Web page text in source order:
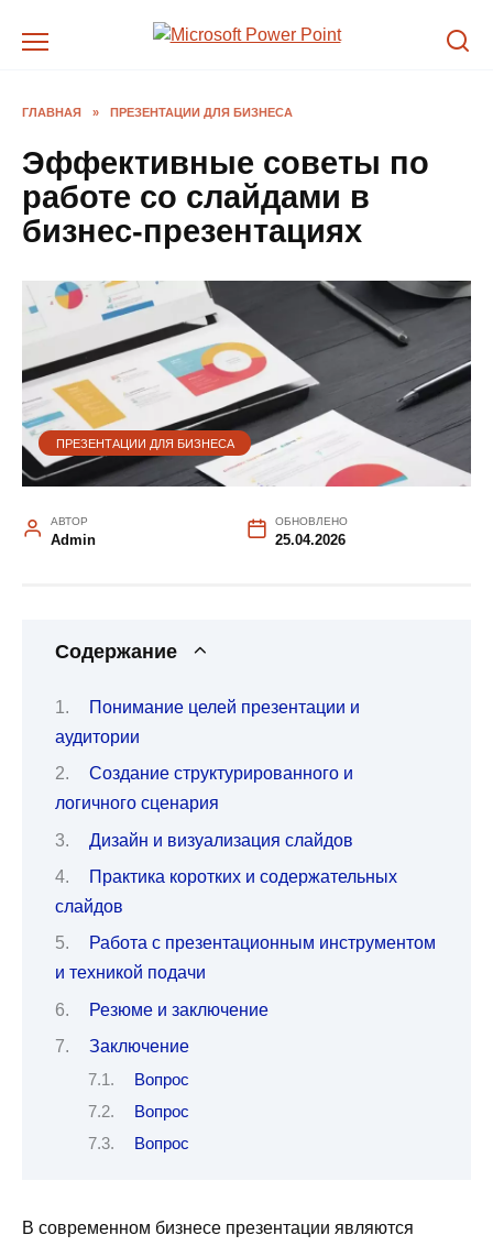
ГЛАВНАЯ » ПРЕЗЕНТАЦИИ ДЛЯ БИЗНЕСА
Эффективные советы по
работе со слайдами в
бизнес-презентациях
ПРЕЗЕНТАЦИИ ДЛЯ БИЗНЕСА
АВТОР
Admin
ОБНОВЛЕНО
25.04.2026
Содержание
Понимание целей презентации и
аудитории
Создание структурированного и
логичного сценария
Дизайн и визуализация слайдов
Практика коротких и содержательных
слайдов
Работа с презентационным инструментом
и техникой подачи
Резюме и заключение
Заключение
Вопрос
Вопрос
Вопрос
В современном бизнесе презентации являются